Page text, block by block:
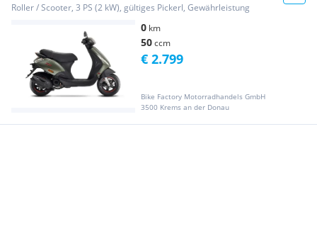
Roller / Scooter, 3 PS (2 kW), gültiges Pickerl, Gewährleistung
0 km
50ccm
Bike Factory Motorradhandels GmbH
3500 Krems an der Donau
€ 2.799